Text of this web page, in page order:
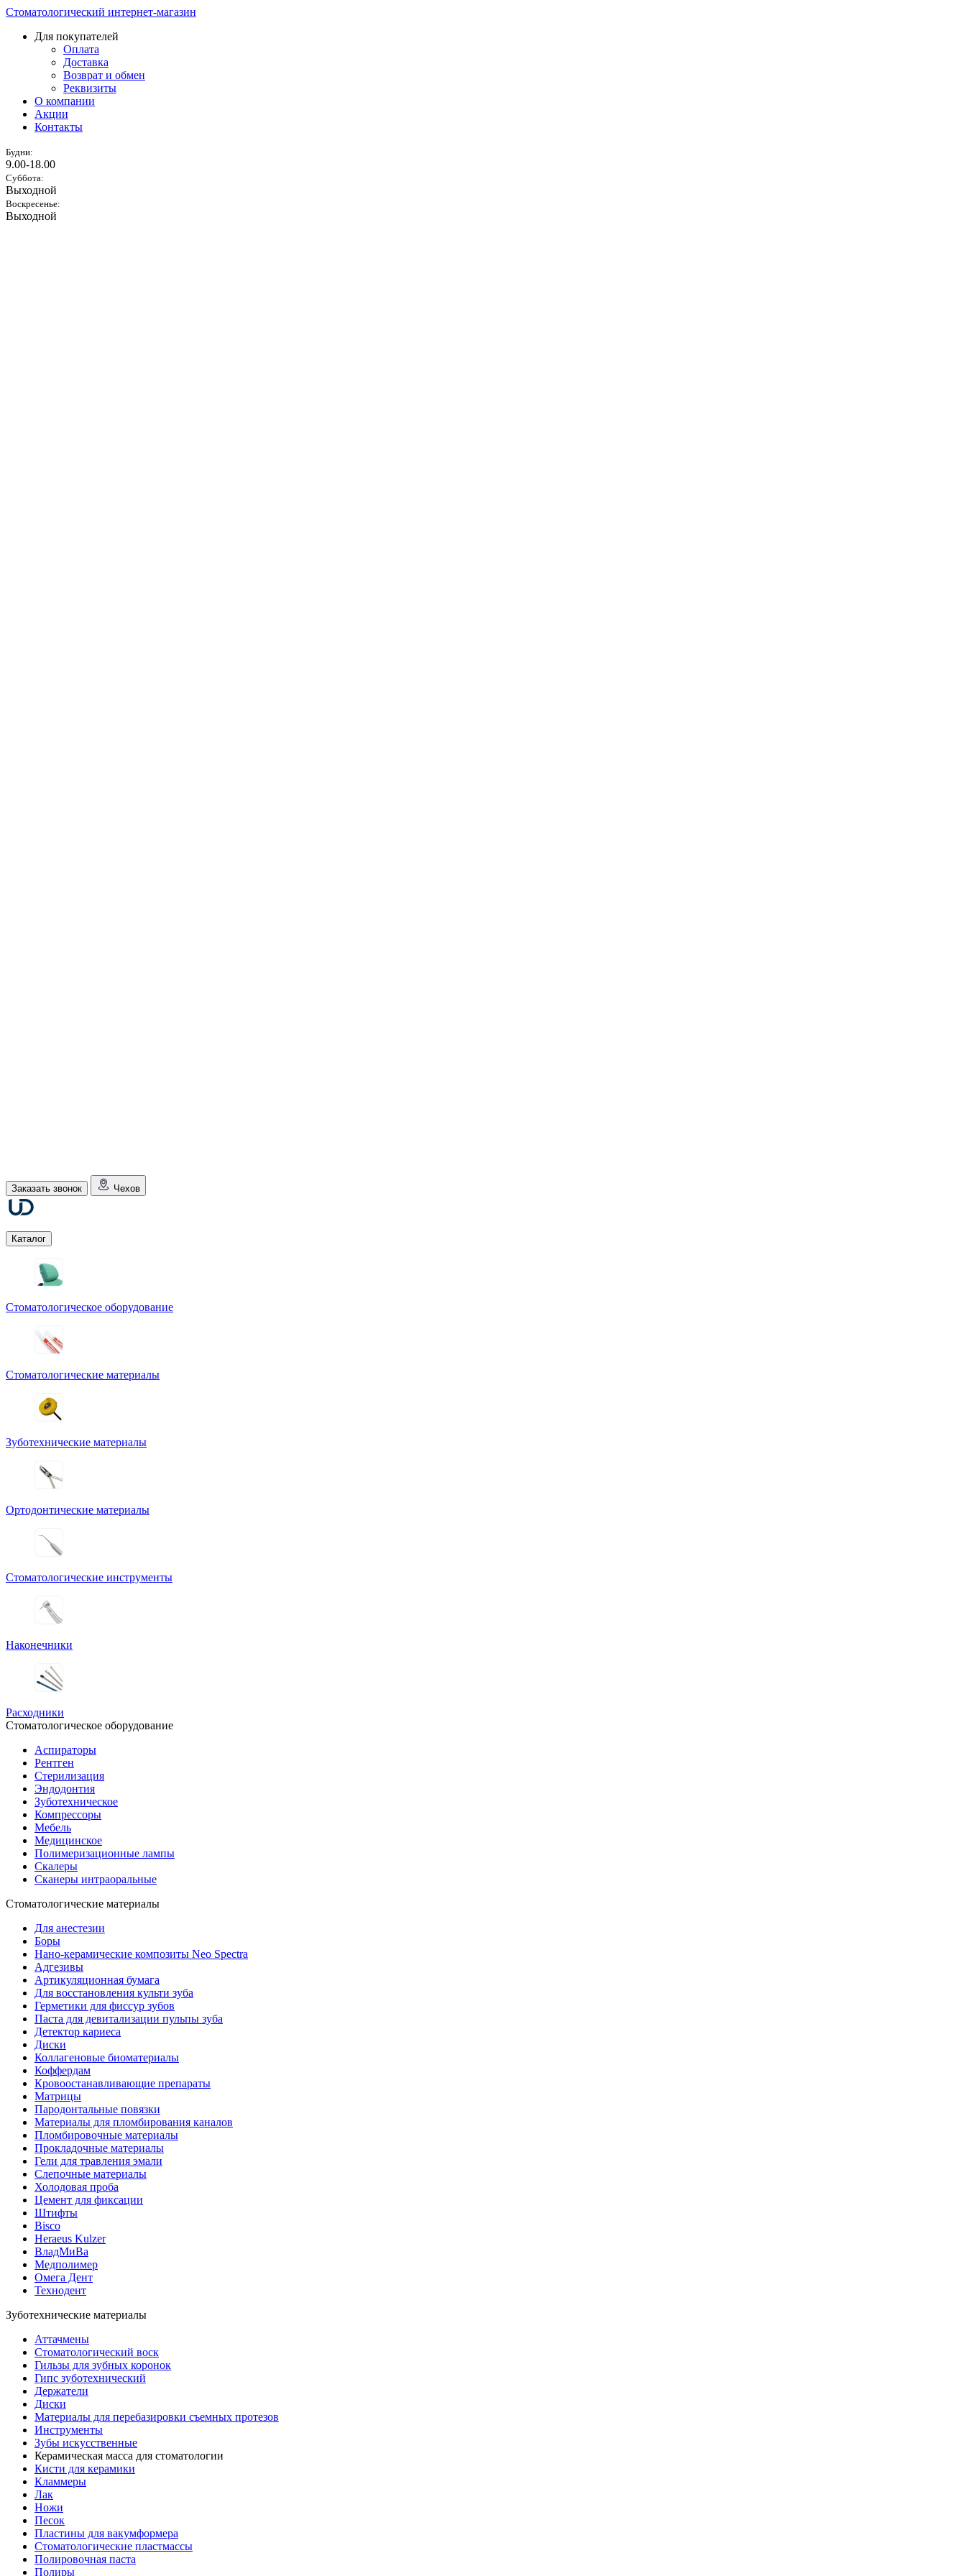
Стоматологический интернет-магазин
Для покупателей
Оплата
Доставка
Возврат и обмен
Реквизиты
О компании
Акции
Контакты
Будни:
9.00-18.00
Суббота:
Выходной
Воскресенье:
Выходной
Заказать звонок Чехов
Каталог
Стоматологическое оборудование
Стоматологические материалы
Зуботехнические материалы
Ортодонтические материалы
Стоматологические инструменты
Наконечники
Расходники
Стоматологическое оборудование
Аспираторы
Рентген
Стерилизация
Эндодонтия
Зуботехническое
Компрессоры
Мебель
Медицинское
Полимеризационные лампы
Скалеры
Сканеры интраоральные
Стоматологические материалы
Для анестезии
Боры
Нано-керамические композиты Neo Spectra
Адгезивы
Артикуляционная бумага
Для восстановления культи зуба
Герметики для фиссур зубов
Паста для девитализации пульпы зуба
Детектор кариеса
Диски
Коллагеновые биоматериалы
Коффердам
Кровоостанавливающие препараты
Матрицы
Пародонтальные повязки
Материалы для пломбирования каналов
Пломбировочные материалы
Прокладочные материалы
Гели для травления эмали
Слепочные материалы
Холодовая проба
Цемент для фиксации
Штифты
Bisco
Heraeus Kulzer
ВладМиВа
Медполимер
Омега Дент
Технодент
Зуботехнические материалы
Аттачмены
Стоматологический воск
Гильзы для зубных коронок
Гипс зуботехнический
Держатели
Диски
Материалы для перебазировки съемных протезов
Инструменты
Зубы искусственные
Керамическая масса для стоматологии
Кисти для керамики
Кламмеры
Лак
Ножи
Песок
Пластины для вакумформера
Стоматологические пластмассы
Полировочная паста
Полиры